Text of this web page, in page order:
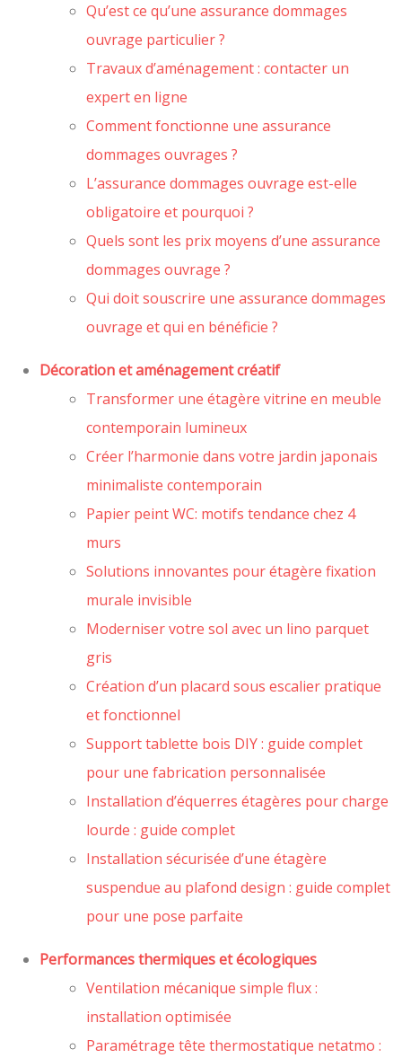
Qu’est ce qu’une assurance dommages
ouvrage particulier ?
Travaux d’aménagement : contacter un
expert en ligne
Comment fonctionne une assurance
dommages ouvrages ?
L’assurance dommages ouvrage est-elle
obligatoire et pourquoi ?
Quels sont les prix moyens d’une assurance
dommages ouvrage ?
Qui doit souscrire une assurance dommages
ouvrage et qui en bénéficie ?
Décoration et aménagement créatif
Transformer une étagère vitrine en meuble
contemporain lumineux
Créer l’harmonie dans votre jardin japonais
minimaliste contemporain
Papier peint WC: motifs tendance chez 4
murs
Solutions innovantes pour étagère fixation
murale invisible
Moderniser votre sol avec un lino parquet
gris
Création d’un placard sous escalier pratique
et fonctionnel
Support tablette bois DIY : guide complet
pour une fabrication personnalisée
Installation d’équerres étagères pour charge
lourde : guide complet
Installation sécurisée d’une étagère
suspendue au plafond design : guide complet
pour une pose parfaite
Performances thermiques et écologiques
Ventilation mécanique simple flux :
installation optimisée
Paramétrage tête thermostatique netatmo :